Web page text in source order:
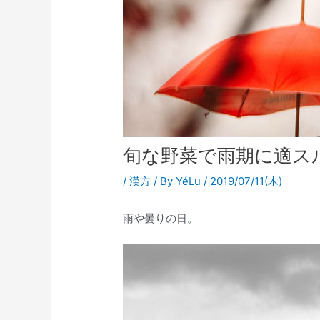
旬な野菜で雨期に適ス
/漢方 / ByYéLu/ 2019/07/11(木)
雨や曇りの日。